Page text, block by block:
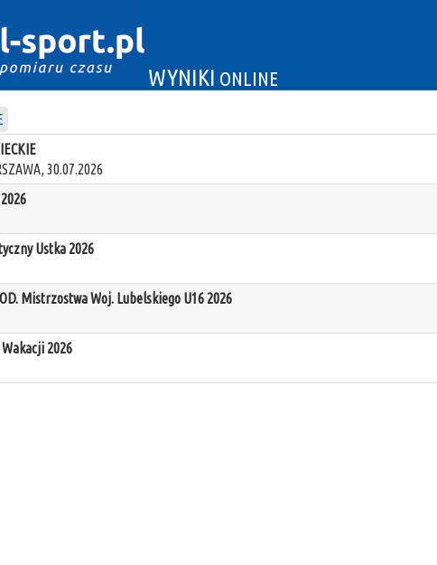
WYNIKI ONLINE
30.07.2026
Ustka 2026
Mistrzostwa Woj. Lubelskiego U16 2026
2026